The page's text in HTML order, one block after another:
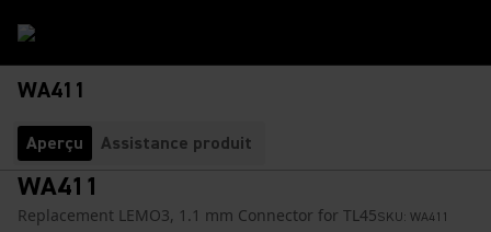
WA411
Aperçu Assistance produit
WA411
Replacement LEMO3, 1.1 mm Connector for TL45SKU: WA411